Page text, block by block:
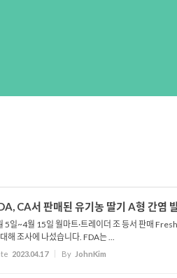
CA서 판매된 유기농 딸기 A형 간염
5일~4월 15일 월마트·트레이더 조 등서 판매
해 조사에 나섰습니다. FDA는 ...
2023.04.17 By JohnKim